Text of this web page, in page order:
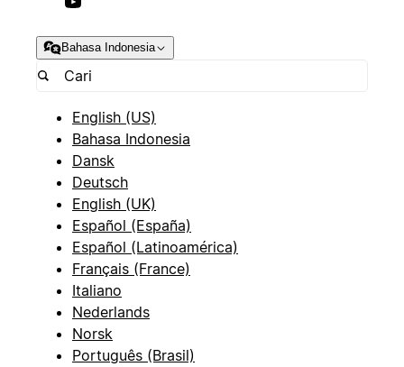
Bahasa Indonesia
English (US)
Bahasa Indonesia
Dansk
Deutsch
English (UK)
Español (España)
Español (Latinoamérica)
Français (France)
Italiano
Nederlands
Norsk
Português (Brasil)